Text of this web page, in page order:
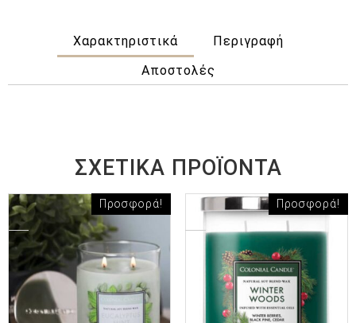
Χαρακτηριστικά
Περιγραφή
Αποστολές
ΣΧΕΤΙΚΆ ΠΡΟΪΌΝΤΑ
Προσφορά! Προσφορά!